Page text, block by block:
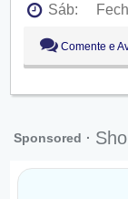
Sáb:
Seg:
Ter:
Qua:
Sex:
Dom:
Comente e